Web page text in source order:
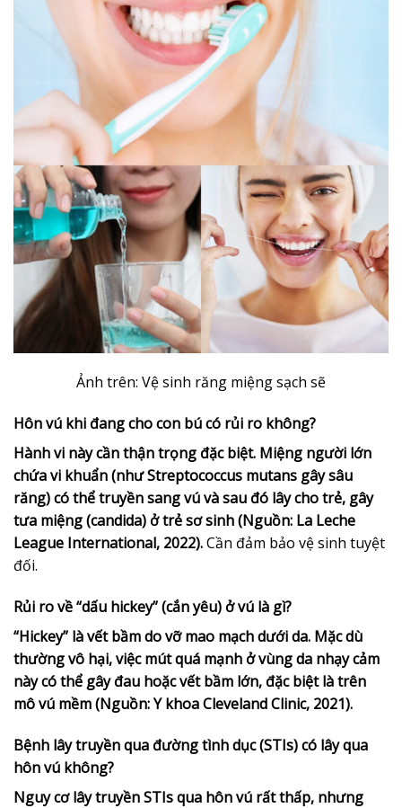
Ảnh trên: Vệ sinh răng miệng sạch sẽ
Hôn vú khi đang cho con bú có rủi ro không?
Hành vi này cần thận trọng đặc biệt. Miệng người lớn
chứa vi khuẩn (như Streptococcus mutans gây sâu
răng) có thể truyền sang vú và sau đó lây cho trẻ, gây
tưa miệng (candida) ở trẻ sơ sinh (Nguồn: La Leche
League International, 2022).Cần đảm bảo vệ sinh tuyệt
đối.
Rủi ro về “dấu hickey” (cắn yêu) ở vú là gì?
“Hickey” là vết bầm do vỡ mao mạch dưới da. Mặc dù
thường vô hại, việc mút quá mạnh ở vùng da nhạy cảm
này có thể gây đau hoặc vết bầm lớn, đặc biệt là trên
mô vú mềm (Nguồn: Y khoa Cleveland Clinic, 2021).
Bệnh lây truyền qua đường tình dục (STIs) có lây qua
hôn vú không?
Nguy cơ lây truyền STIs qua hôn vú rất thấp, nhưng